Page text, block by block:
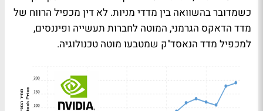
כשמדובר בהשוואה בין מדדי מניות. לא דין מכפיל הרווח של
מדד הדאקס הגרמני, המוטה לחברות תעשייה ופיננסים,
למכפיל מדד הנאסד"ק שמטבעו מוטה טכנולוגיה.